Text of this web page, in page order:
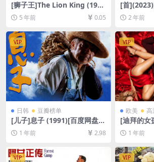
[狮子王]The Lion King (199
4)[百度网盘+迅雷云盘资源10
80P超清未删减][MP4/5.7GB]
5 年前 0.05
[首
盘1080P
盘在线播
2 年前
VIP
日韩 豆瓣榜单
[儿子]息子 (1991)[百度网盘
+夸克网盘1080P超清未删减
资源][网盘在线播放/下载][MP
1 年前 2.98
VIP
欧美 高
[迪拜的
ubaju
网盘
[网盘在
2GB][中
1 年前
VIP VIP